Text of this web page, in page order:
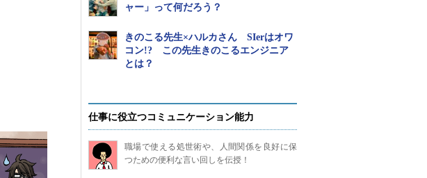
ャー」って何だろう？
きのこる先生×ハルカさん SIerはオワ
コン!? この先生きのこるエンジニア
とは？
仕事に役立つコミュニケーション能力
職場で使える処世術や、人間関係を良好に保
つための便利な言い回しを伝授！